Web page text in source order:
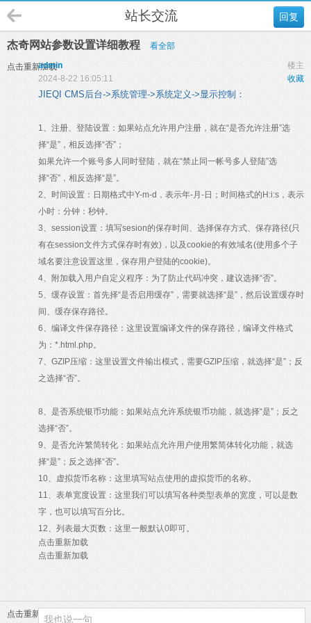
回复
站长交流
杰奇网站参数设置详细教程 看全部
点击重新加载 楼主
admin
收藏
2024-8-22 16:05:11
JIEQI CMS后台->系统管理->系统定义->显示控制：
1、注册、登陆设置：如果站点允许用户注册，就在“是否允许注册”选
择“是”，相反选择“否”；
如果允许一个账号多人同时登陆，就在“禁止同一帐号多人登陆”选
择“否”，相反选择“是”。
2、时间设置：日期格式中Y-m-d，表示年-月-日；时间格式的H:i:s，表示
小时：分钟：秒钟。
3、session设置：填写sesion的保存时间、选择保存方式、保存路径(只
有在session文件方式保存时有效)，以及cookie的有效域名(使用多个子
域名要注意设置这里，保存用户登陆的cookie)。
4、附加载入用户自定义程序：为了防止代码冲突，建议选择“否”。
5、缓存设置：首先择“是否启用缓存”，需要就选择“是”，然后设置缓存时
间、缓存保存路径。
6、编译文件保存路径：这里设置编译文件的保存路径，编译文件格式
为：*.html.php。
7、GZIP压缩：这里设置文件输出模式，需要GZIP压缩，就选择“是”；反
之选择“否”。
8、是否系统银币功能：如果站点允许系统银币功能，就选择“是”；反之
选择“否”。
9、是否允许繁简转化：如果站点允许用户使用繁简体转化功能，就选
择“是”；反之选择“否”。
10、虚拟货币名称：这里填写站点使用的虚拟货币的名称。
11、表单宽度设置：这里我们可以填写各种类型表单的宽度，可以是数
字，也可以填写百分比。
12、列表最大页数：这里一般默认0即可。
点击重新加载
点击重新加载
点击重新加载